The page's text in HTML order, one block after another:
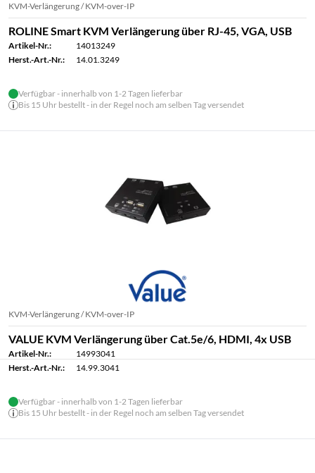
KVM-Verlängerung / KVM-over-IP
ROLINE Smart KVM Verlängerung über RJ-45, VGA, USB
Artikel-Nr.:
14013249
Herst.-Art.-Nr.:
14.01.3249
Verfügbar - innerhalb von 1-2 Tagen lieferbar
Bis 15 Uhr bestellt - in der Regel noch am selben Tag versendet
KVM-Verlängerung / KVM-over-IP
VALUE KVM Verlängerung über Cat.5e/6, HDMI, 4x USB
Artikel-Nr.:
14993041
Herst.-Art.-Nr.:
14.99.3041
Verfügbar - innerhalb von 1-2 Tagen lieferbar
Bis 15 Uhr bestellt - in der Regel noch am selben Tag versendet